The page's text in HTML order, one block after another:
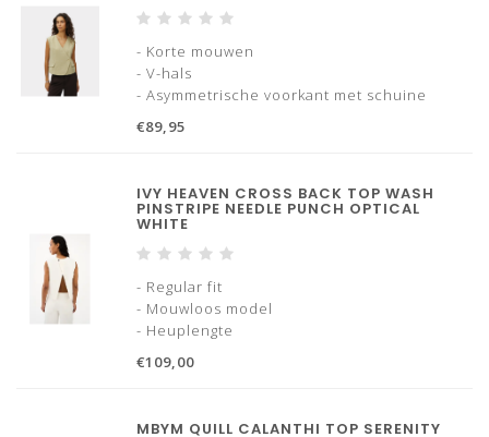
- Korte mouwen
- V-hals
- Asymmetrische voorkant met schuine
- Korte lengte
€89,95
IVY HEAVEN CROSS BACK TOP WASH
PINSTRIPE NEEDLE PUNCH OPTICAL
WHITE
- Regular fit
- Mouwloos model
- Heuplengte
- Ronde hals
€109,00
MBYM QUILL CALANTHI TOP SERENITY